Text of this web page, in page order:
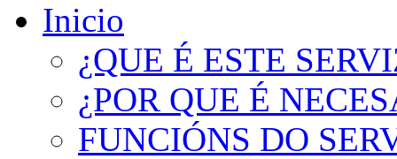
Inicio
¿QUE É ESTE
¿POR QUE É
FUNCIÓNS DO